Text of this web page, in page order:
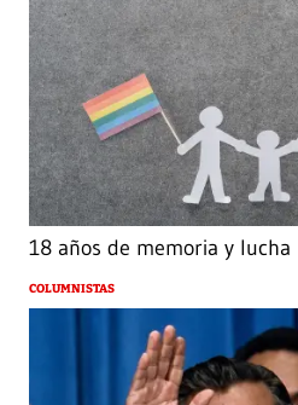
18 años de memoria y lucha
COLUMNISTAS